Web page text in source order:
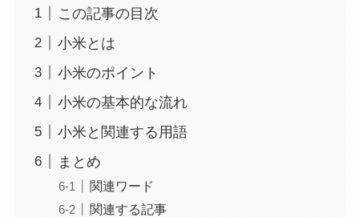
この記事の目次
小米とは
小米のポイント
小米の基本的な流れ
小米と関連する用語
まとめ
関連ワード
関連する記事